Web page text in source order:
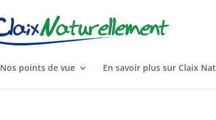
Nos points de vue En savoir plus sur Claix Nat